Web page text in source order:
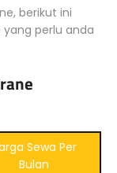
berikut ini
perlu anda
Sewa Per
Bulan